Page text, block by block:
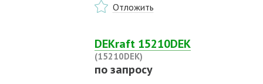
Отложить
DEKraft 15210DEK
(15210DEK)
по запросу